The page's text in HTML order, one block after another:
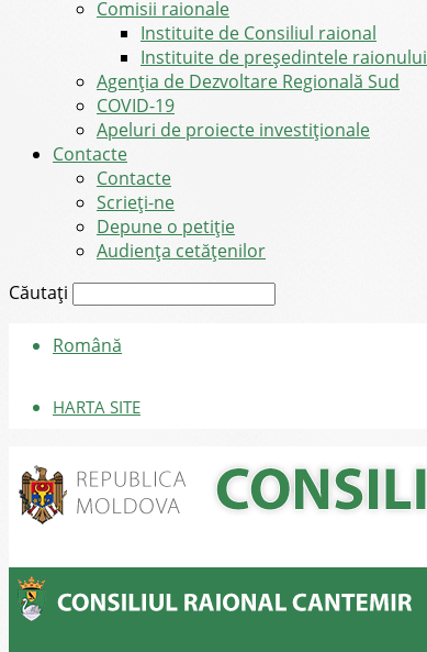
Comisii raionale
Instituite de Consiliul raional
Instituite de președintele raionului
Agenția de Dezvoltare Regională Sud
COVID-19
Apeluri de proiecte investiționale
Contacte
Contacte
Scrieți-ne
Depune o petiție
Audiența cetățenilor
Căutați
Română
HARTA SITE